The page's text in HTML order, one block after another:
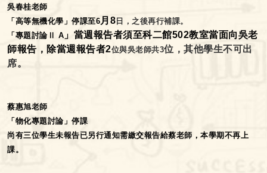
吳春桂老師
「高等無機化學」停課至6 月8日，之後再行補課。
「專題討論Ⅱ A 」當週報告者須至科二館502教室當面向吳老
師報告，除當週報告者2位與吳老師共3位，其他學生不可出
席。
蔡惠旭老師
「物化專題討論」停課
尚有三位學生未報告已另行通知需繳交報告給蔡老師，本學期不再上
課。